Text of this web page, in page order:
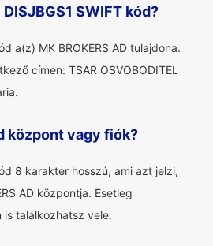
SWIFT kód?
a(z) MK BROKERS AD tulajdona.
címen: TSAR OSVOBODITEL
központ vagy fiók?
8 karakter hosszú, ami azt jelzi,
AD központja. Esetleg
is találkozhatsz vele.